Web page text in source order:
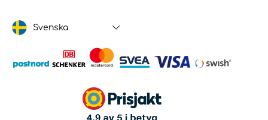
Svenska